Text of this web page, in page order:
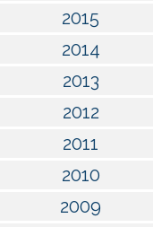
2015
2014
2013
2012
2011
2010
2009